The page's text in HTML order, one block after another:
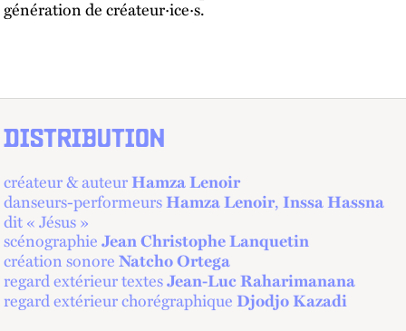
génération de créateur·ice·s.
DISTRIBUTION
créateur & auteurHamza Lenoir
danseurs-performeursHamza Lenoir,Inssa Hassna
dit « Jésus »
scénographieJean Christophe Lanquetin
création sonoreNatcho Ortega
regard extérieur textesJean-Luc Raharimanana
regard extérieur chorégraphiqueDjodjo Kazadi